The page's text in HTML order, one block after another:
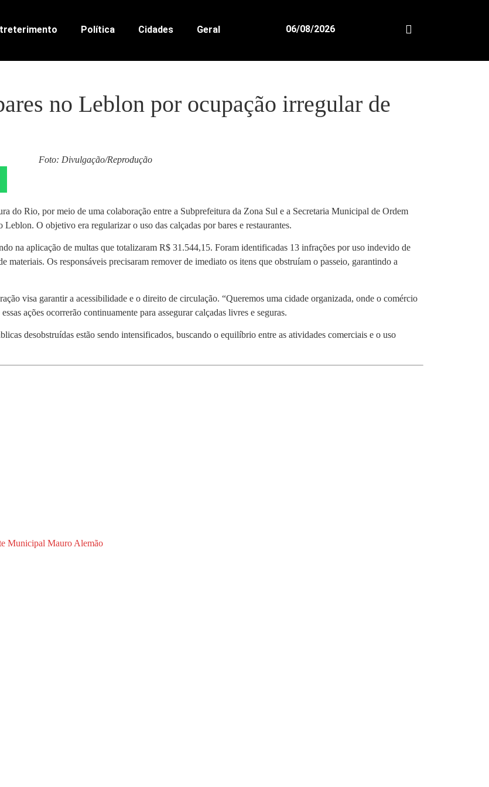
Política Cidades Geral 06/08/2026
no Leblon por ocupação irregular de
Foto: Divulgação/Reprodução
do Rio, por meio de uma colaboração entre a Subprefeitura da Zona Sul e a Secretaria Municipal de Ordem
O objetivo era regularizar o uso das calçadas por bares e restaurantes.
na aplicação de multas que totalizaram R$ 31.544,15. Foram identificadas 13 infrações por uso indevido de
materiais. Os responsáveis precisaram remover de imediato os itens que obstruíam o passeio, garantindo a
visa garantir a acessibilidade e o direito de circulação. “Queremos uma cidade organizada, onde o comércio
ações ocorrerão continuamente para assegurar calçadas livres e seguras.
desobstruídas estão sendo intensificados, buscando o equilíbrio entre as atividades comerciais e o uso